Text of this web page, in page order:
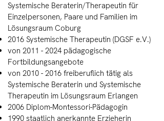
Systemische Beraterin/Therapeutin für
Einzelpersonen, Paare und Familien im
Lösungsraum Coburg
2016 Systemische Therapeutin (DGSF e.V.)
von 2011 - 2024 pädagogische
Fortbildungsangebote
von 2010 - 2016 freiberuflich tätig als
Systemische Beraterin und Systemische
Therapeutin im Lösungsraum Erlangen
2006 Diplom-Montessori-Pädagogin
1990 staatlich anerkannte Erzieherin